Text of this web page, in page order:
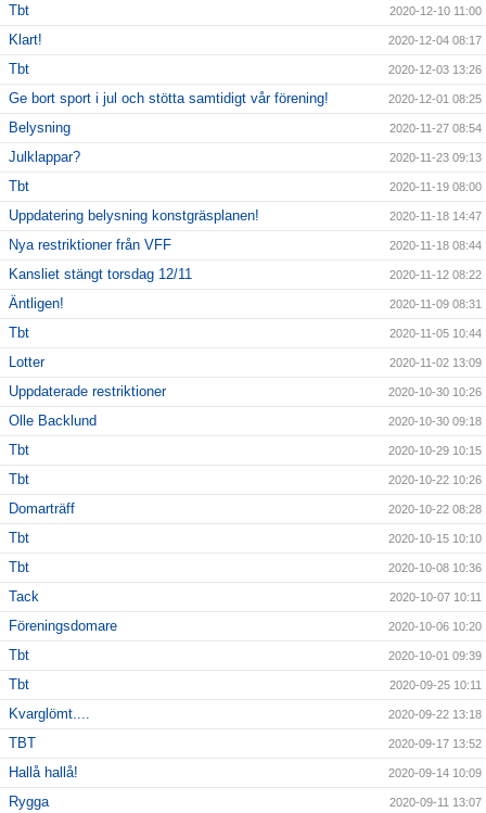
Tbt 2020-12-10 11:00
Klart! 2020-12-04 08:17
Tbt 2020-12-03 13:26
Ge bort sport i jul och stötta samtidigt vår förening! 2020-12-01 08:25
Belysning 2020-11-27 08:54
Julklappar? 2020-11-23 09:13
Tbt 2020-11-19 08:00
Uppdatering belysning konstgräsplanen! 2020-11-18 14:47
Nya restriktioner från VFF 2020-11-18 08:44
Kansliet stängt torsdag 12/11 2020-11-12 08:22
Äntligen! 2020-11-09 08:31
Tbt 2020-11-05 10:44
Lotter 2020-11-02 13:09
Uppdaterade restriktioner 2020-10-30 10:26
Olle Backlund 2020-10-30 09:18
Tbt 2020-10-29 10:15
Tbt 2020-10-22 10:26
Domarträff 2020-10-22 08:28
Tbt 2020-10-15 10:10
Tbt 2020-10-08 10:36
Tack 2020-10-07 10:11
Föreningsdomare 2020-10-06 10:20
Tbt 2020-10-01 09:39
Tbt 2020-09-25 10:11
Kvarglömt.... 2020-09-22 13:18
TBT 2020-09-17 13:52
Hallå hallå! 2020-09-14 10:09
Rygga 2020-09-11 13:07